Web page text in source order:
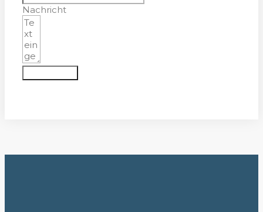
Nachricht